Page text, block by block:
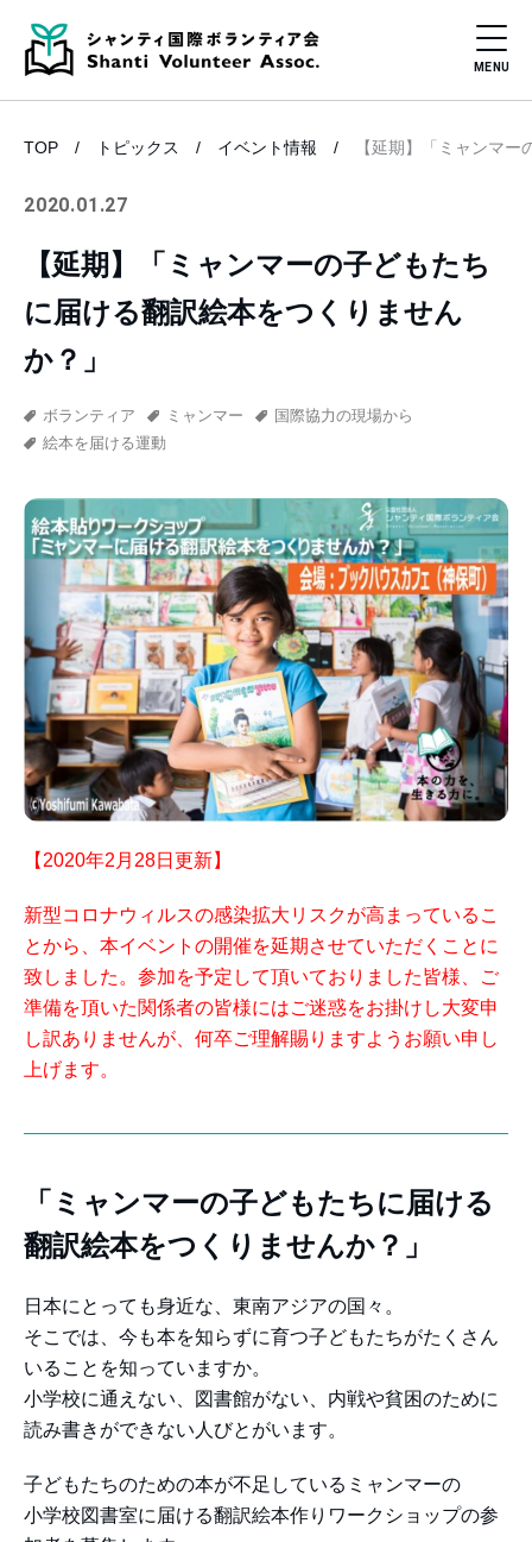
TOP トピックス イベント情報 【延期】「ミャンマ
2020.01.27
【延期】「ミャンマーの子どもたち
に届ける翻訳絵本をつくりません
か？」
ボランティア ミャンマー
国際協力の現場から
絵本を届ける運動
【2020年2月28日更新】
新型コロナウィルスの感染拡大リスクが高まっているこ
とから、 本イベントの開催を延期させていただくことに
致しました。 参加を予定して頂いておりました皆様、ご
準備を頂いた関係者の皆様にはご迷惑をお掛けし大変申
し訳ありませんが、何卒ご理解賜りますようお願い申し
上げます。
「ミャンマーの子どもたちに届ける
翻訳絵本をつくりませんか？」
日本にとっても身近な、東南アジアの国々。
そこでは、今も本を知らずに育つ子どもたちがたくさん
いることを知っていますか。
小学校に通えない、図書館がない、内戦や貧困のために
読み書きができない人びとがいます。
子どもたちのための本が不足しているミャンマーの
小学校図書室に届ける翻訳絵本作りワークショップの参